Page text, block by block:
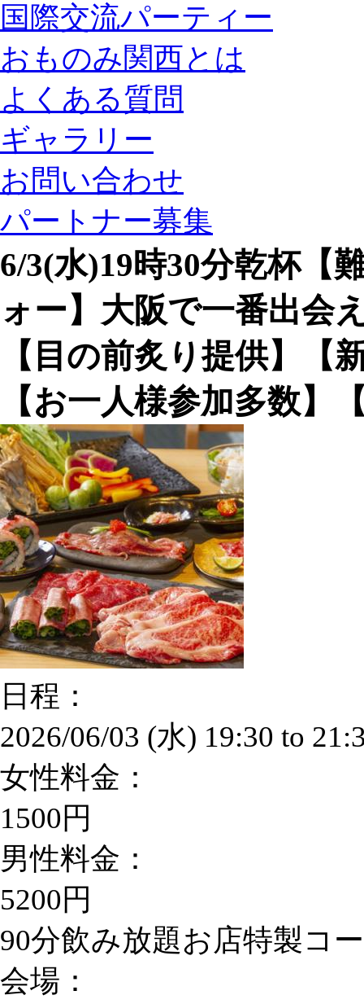
国際交流パーティー
おものみ関西とは
よくある質問
ギャラリー
お問い合わせ
パートナー募集
6/3(水)19時30分乾杯【
ォー】大阪で一番出会
【目の前炙り提供】【
【お一人様参加多数】
日程：
2026/06/03 (水) 19:30 to
女性料金：
1500円
男性料金：
5200円
90分飲み放題お店特製コ
会場：